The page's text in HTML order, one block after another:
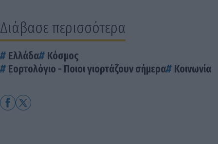
Διάβασε περισσότερα
Ελλάδα
Κόσμος
Εορτολόγιο - Ποιοι γιορτάζουν σήμερα
Κοινωνία